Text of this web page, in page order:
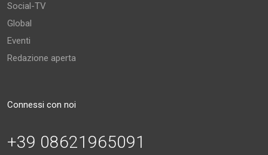
Social-TV
Global
Eventi
Redazione aperta
Connessi con noi
+39 08621965091